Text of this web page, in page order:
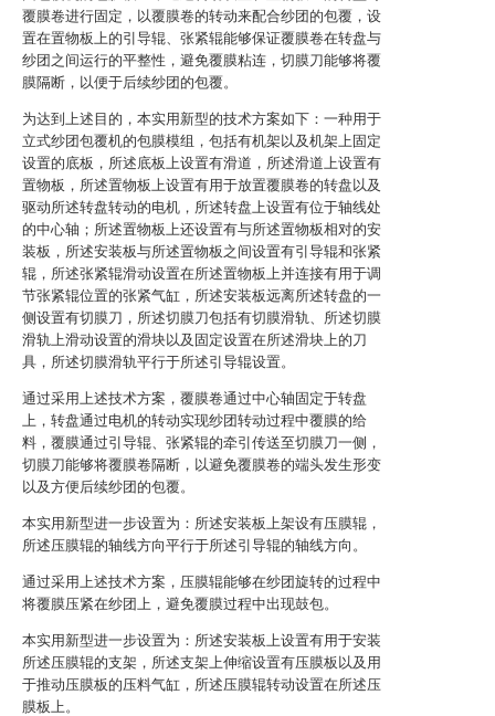
覆膜卷进行固定，以覆膜卷的转动来配合纱团的包覆，设
置在置物板上的引导辊、张紧辊能够保证覆膜卷在转盘与
纱团之间运行的平整性，避免覆膜粘连，切膜刀能够将覆
膜隔断，以便于后续纱团的包覆。
为达到上述目的，本实用新型的技术方案如下：一种用于
立式纱团包覆机的包膜模组，包括有机架以及机架上固定
设置的底板，所述底板上设置有滑道，所述滑道上设置有
置物板，所述置物板上设置有用于放置覆膜卷的转盘以及
驱动所述转盘转动的电机，所述转盘上设置有位于轴线处
的中心轴；所述置物板上还设置有与所述置物板相对的安
装板，所述安装板与所述置物板之间设置有引导辊和张紧
辊，所述张紧辊滑动设置在所述置物板上并连接有用于调
节张紧辊位置的张紧气缸，所述安装板远离所述转盘的一
侧设置有切膜刀，所述切膜刀包括有切膜滑轨、所述切膜
滑轨上滑动设置的滑块以及固定设置在所述滑块上的刀
具，所述切膜滑轨平行于所述引导辊设置。
通过采用上述技术方案，覆膜卷通过中心轴固定于转盘
上，转盘通过电机的转动实现纱团转动过程中覆膜的给
料，覆膜通过引导辊、张紧辊的牵引传送至切膜刀一侧，
切膜刀能够将覆膜卷隔断，以避免覆膜卷的端头发生形变
以及方便后续纱团的包覆。
本实用新型进一步设置为：所述安装板上架设有压膜辊，
所述压膜辊的轴线方向平行于所述引导辊的轴线方向。
通过采用上述技术方案，压膜辊能够在纱团旋转的过程中
将覆膜压紧在纱团上，避免覆膜过程中出现鼓包。
本实用新型进一步设置为：所述安装板上设置有用于安装
所述压膜辊的支架，所述支架上伸缩设置有压膜板以及用
于推动压膜板的压料气缸，所述压膜辊转动设置在所述压
膜板上。